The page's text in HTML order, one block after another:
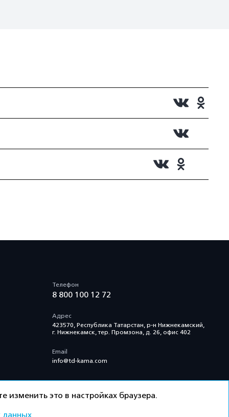
Телефон
8 800 100 12 72
Адрес
423570, Республика Татарстан, р-н Нижнекамский,
г. Нижнекамск, тер. Промзона, д. 26, офис 402
Email
info@td-kama.com
это в настройках браузера.
данных